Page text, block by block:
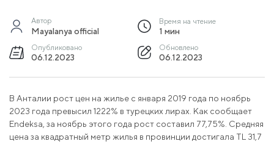
Автор
Mayalanya official
Время на чтение
1 мин
Опубликовано
06.12.2023
Обновлено
06.12.2023
В Анталии рост цен на жилье с января 2019 года по ноябрь
2023 года превысил 1222% в турецких лирах. Как сообщает
Endeksa, за ноябрь этого года рост составил 77,75%. Средняя
цена за квадратный метр жилья в провинции достигала TL 31,7